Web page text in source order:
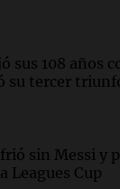
sus 108 años
su tercer
sin Messi y
Leagues Cup